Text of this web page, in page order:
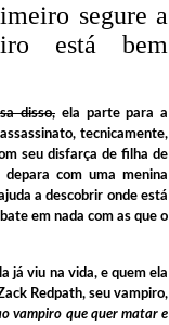
segure a
está bem
disso, ela parte para a
tecnicamente,
seu disfarça de filha de
com uma menina
a descobrir onde está
em nada com as que o
já viu na vida, e quem ela
Redpath, seu vampiro,
vampiro que quer matar e